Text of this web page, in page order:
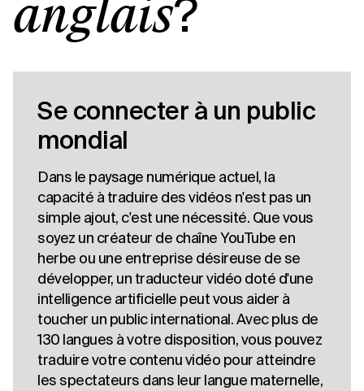
anglais?
Se connecter à un public
mondial
Dans le paysage numérique actuel, la
capacité à traduire des vidéos n'est pas un
simple ajout, c'est une nécessité. Que vous
soyez un créateur de chaîne YouTube en
herbe ou une entreprise désireuse de se
développer, un traducteur vidéo doté d'une
intelligence artificielle peut vous aider à
toucher un public international. Avec plus de
130 langues à votre disposition, vous pouvez
traduire votre contenu vidéo pour atteindre
les spectateurs dans leur langue maternelle,